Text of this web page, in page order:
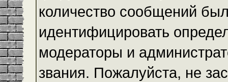
количество сообщений
идентифицировать
модераторы и
звания. Пожалуйста, не